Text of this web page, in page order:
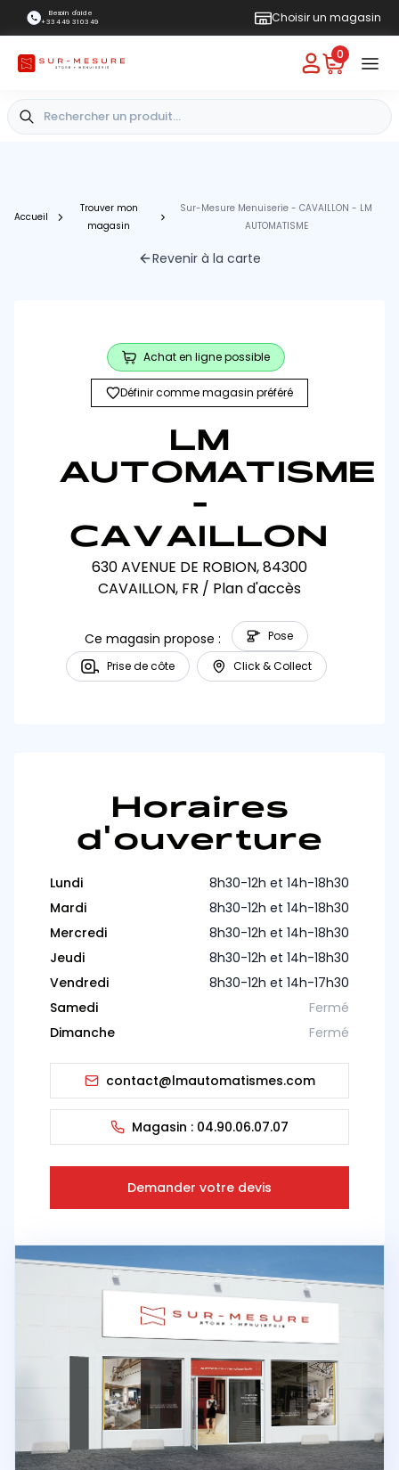
Besoin d'aide
+33 4 49 31 03 49
Choisir un magasin
0
Accueil
Trouver mon
magasin
Sur-Mesure Menuiserie - CAVAILLON - LM
AUTOMATISME
Revenir à la carte
Achat en ligne possible
Définir comme magasin préféré
LM
AUTOMATISME
-
CAVAILLON
630 AVENUE DE ROBION, 84300
CAVAILLON, FR / Plan d'accès
Ce magasin propose :
Pose
Prise de côte
Click & Collect
Horaires
d'ouverture
Lundi
8h30-12h et 14h-18h30
Mardi
8h30-12h et 14h-18h30
Mercredi
8h30-12h et 14h-18h30
Jeudi
8h30-12h et 14h-18h30
Vendredi
8h30-12h et 14h-17h30
Samedi
Fermé
Dimanche
Fermé
contact@lmautomatismes.com
Magasin : 04.90.06.07.07
Demander votre devis